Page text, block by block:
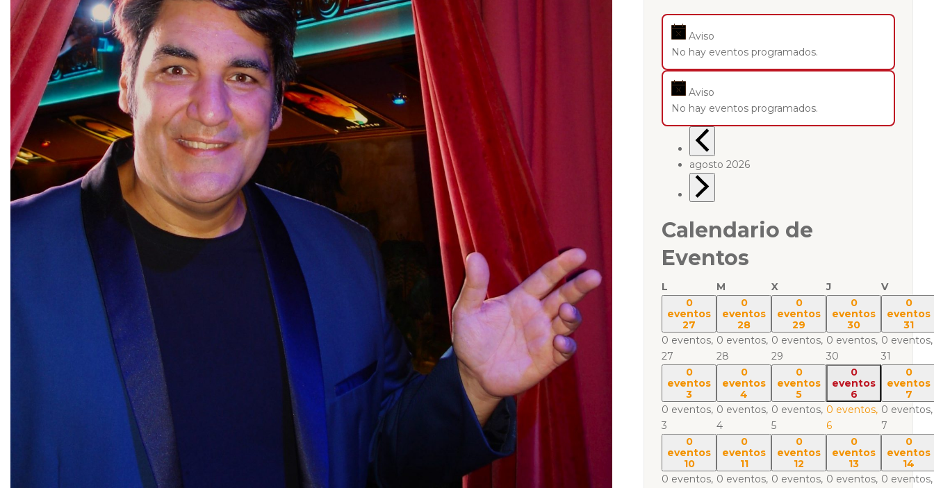
Aviso
No hay eventos programados.
Aviso
No hay eventos programados.
agosto 2026
Calendario de
Eventos
L M X J
V
0
eventos
27
0 eventos,
27
0
eventos
28
0 eventos,
28
0
eventos
29
0 eventos,
29
0
eventos
30
0 eventos,
30
0
eventos
31
0 eventos,
31
0
eventos
3
0 eventos,
3
0
eventos
4
0 eventos,
4
0
eventos
5
0 eventos,
5
0
eventos
6
0 eventos,
6
0
eventos
7
0 eventos,
7
0
eventos
10
0 eventos,
0
eventos
11
0 eventos,
0
eventos
12
0 eventos,
0
eventos
13
0 eventos,
0
eventos
14
0 eventos,